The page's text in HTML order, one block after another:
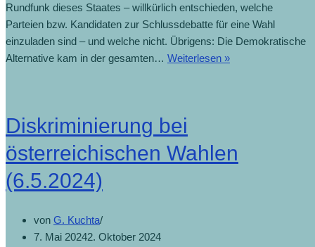
Rundfunk dieses Staates – willkürlich entschieden, welche
Parteien bzw. Kandidaten zur Schlussdebatte für eine Wahl
einzuladen sind – und welche nicht. Übrigens: Die Demokratische
Alternative kam in der gesamten… Weiterlesen »
Diskriminierung bei
österreichischen Wahlen
(6.5.2024)
von G. Kuchta
7. Mai 20242. Oktober 2024